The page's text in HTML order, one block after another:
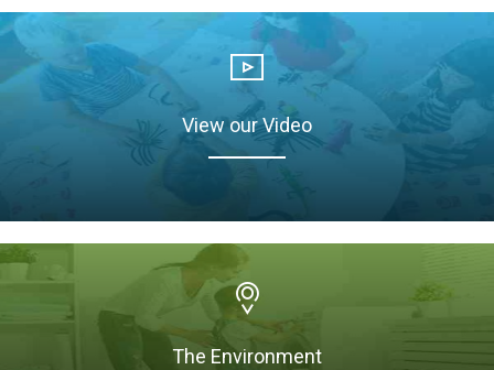
View our Video
The Environment